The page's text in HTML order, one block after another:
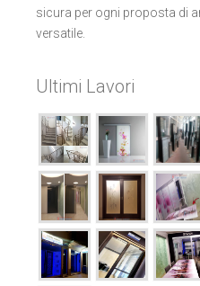
sicura per ogni proposta di
versatile.
Ultimi Lavori